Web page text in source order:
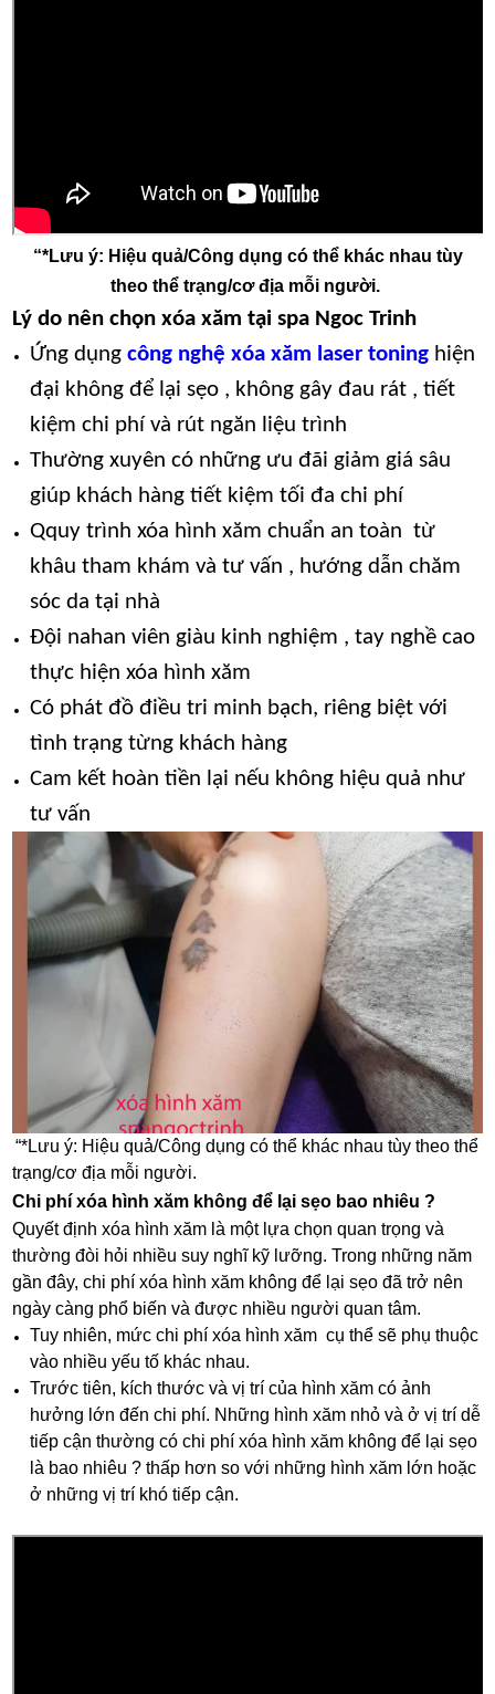
“*Lưu ý: Hiệu quả/Công dụng có thể khác nhau tùy
theo thể trạng/cơ địa mỗi người.
Lý do nên chọn xóa xăm tại spa Ngoc Trinh
Ứng dụngcông nghệ xóa xăm laser toning hiện
đại không để lại sẹo , không gây đau rát , tiết
kiệm chi phí và rút ngăn liệu trình
Thường xuyên có những ưu đãi giảm giá sâu
giúp khách hàng tiết kiệm tối đa chi phí
Qquy trình xóa hình xăm chuẩn an toàn từ
khâu tham khám và tư vấn , hướng dẫn chăm
sóc da tại nhà
Đội nahan viên giàu kinh nghiệm , tay nghề cao
thực hiện xóa hình xăm
Có phát đồ điều tri minh bạch, riêng biệt với
tình trạng từng khách hàng
Cam kết hoàn tiền lại nếu không hiệu quả như
tư vấn
“*Lưu ý: Hiệu quả/Công dụng có thể khác nhau tùy theo thể
trạng/cơ địa mỗi người.
Chi phí xóa hình xăm không để lại sẹo bao nhiêu ?
Quyết định xóa hình xăm là một lựa chọn quan trọng và
thường đòi hỏi nhiều suy nghĩ kỹ lưỡng. Trong những năm
gần đây, chi phí xóa hình xăm không để lại sẹo đã trở nên
ngày càng phổ biến và được nhiều người quan tâm.
Tuy nhiên, mức chi phí xóa hình xăm cụ thể sẽ phụ thuộc
vào nhiều yếu tố khác nhau.
Trước tiên, kích thước và vị trí của hình xăm có ảnh
hưởng lớn đến chi phí. Những hình xăm nhỏ và ở vị trí dễ
tiếp cận thường có chi phí xóa hình xăm không để lại sẹo
là bao nhiêu ? thấp hơn so với những hình xăm lớn hoặc
ở những vị trí khó tiếp cận.